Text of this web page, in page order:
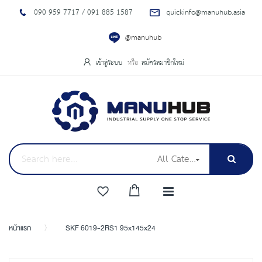
090 959 7717 / 091 885 1587
quickinfo@manuhub.asia
@manuhub
เข้าสู่ระบบ สมัครสมาชิกใหม่
All Categories
หน้าแรก SKF 6019-2RS1 95x145x24